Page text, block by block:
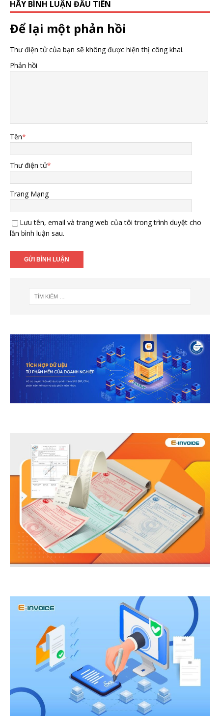
HÃY BÌNH LUẬN ĐẦU TIÊN
Để lại một phản hồi
Thư điện tử của bạn sẽ không được hiện thị công khai.
Phản hồi
Tên*
Thư điện tử*
Trang Mạng
Lưu tên, email và trang web của tôi trong trình duyệt cho
lần bình luận sau.